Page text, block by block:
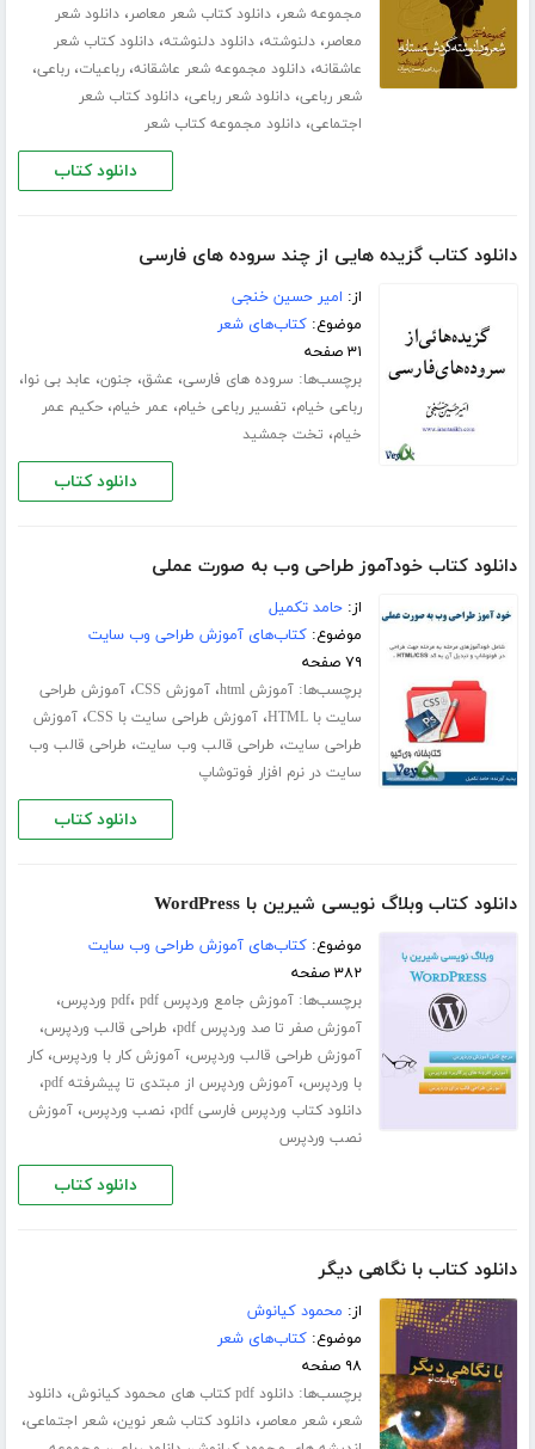
مجموعه شعر،دانلود کتاب شعر معاصر،دانلود شعر
معاصر،دلنوشته،دانلود دلنوشته،دانلود کتاب شعر
عاشقانه،دانلود مجموعه شعر عاشقانه،رباعیات،رباعی،
شعر رباعی،دانلود شعر رباعی،دانلود کتاب شعر
اجتماعی،دانلود مجموعه کتاب شعر
دانلود کتاب
دانلود کتاب گزیده هایی از چند سروده های فارسی
از: امیر حسین خنجی
موضوع:کتاب‌های شعر
۳۱ صفحه
برچسب‌ها: سروده های فارسی، عشق، جنون، عابد بی نوا،
رباعی خیام، تفسیر رباعی خیام، عمر خیام،حکیم عمر
خیام، تخت جمشید
دانلود کتاب
دانلود کتاب خودآموز طراحی وب به صورت عملی
از:حامد تکمیل
موضوع:کتاب‌های آموزش طراحی وب سایت
۷۹ صفحه
برچسب‌ها:آموزش html ،آموزش CSS ،آموزش طراحی
سایت با HTML
،آموزش طراحی سایت با CSS ،آموزش
طراحی سایت، طراحی قالب وب سایت، طراحی قالب وب
سایت در نرم افزار فوتوشاپ
دانلود کتاب
دانلود کتاب وبلاگ نویسی شیرین با WordPress
موضوع:کتاب‌های آموزش طراحی وب سایت
۳۸۲ صفحه
برچسب‌ها:آموزش جامع وردپرس pdf ، pdf وردپرس ،
آموزش صفر تا صد وردپرس pdf ، طراحی قالب وردپرس،
آموزش طراحی قالب وردپرس،آموزش کار با وردپرس،کار
با وردپرس،آموزش وردپرس از مبتدی تا پیشرفته pdf ،
دانلود کتاب وردپرس فارسی pdf ،نصب وردپرس،آموزش
نصب وردپرس
دانلود کتاب
دانلود کتاب با نگاهی دیگر
از: محمود کیانوش
موضوع:کتاب‌های شعر
۹۸ صفحه
برچسب‌ها:دانلود pdf کتاب های محمود کیانوش ،دانلود
شعر،شعر معاصر،دانلود کتاب شعر نوین،شعر اجتماعی،